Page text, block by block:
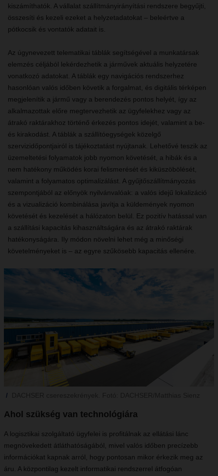
kiszámíthatók. A vállalat szállítmányirányítási rendszere begyűjti,
összesíti és kezeli ezeket a helyzetadatokat – beleértve a
pótkocsik és vontatók adatait is.
Az úgynevezett telematikai táblák segítségével a munkatársak
elemzés céljából lekérdezhetik a járművek aktuális helyzetére
vonatkozó adatokat. A táblák egy navigációs rendszerhez
hasonlóan valós időben követik a forgalmat, és digitális térképen
megjelenítik a jármű vagy a berendezés pontos helyét, így az
alkalmazottak előre megtervezhetik az ügyfelekhez vagy az
átrakó raktárakhoz történő érkezés pontos idejét, valamint a be-
és kirakodást. A táblák a szállítóegységek közelgő
szervizidőpontjairól is tájékoztatást nyújtanak. Lehetővé teszik az
üzemeltetési folyamatok jobb nyomon követését, a hibák és a
nem hatékony működés korai felismerését és kiküszöbölését,
valamint a folyamatos optimalizálást. A gyűjtőszállítmányozás
szempontjából az előnyök nyilvánvalóak: a valós idejű lokalizáció
és a vizualizáció kombinálása javítja a küldemények nyomon
követését és kezelését a hálózaton belül. Ez pozitív hatással van
a szállítási kapacitás kihasználtságára és az átrakó raktárak
hatékonyságára. Ily módon növelni lehet még a minőségi
követelményeket is – az egyre szűkösebb kapacitás ellenére.
Ahol szükség van technológiára
A logisztikai szolgáltató ügyfelei is profitálnak az ellátási lánc
megnövekedett átláthatóságából, mivel valós időben precízebb
információkat kapnak arról, hogy pontosan mikor érkezik meg az
áru. A központilag kezelt informatikai rendszerrel átfogóan